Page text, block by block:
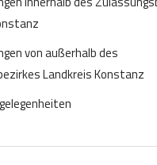
von außerhalb des
Landkreis Konstanz